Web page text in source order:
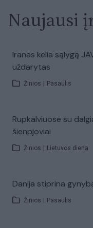
Naujausi
Iranas kelia sąlygą
uždarytas
Žinios Pasaulis
Rupkalviuose su
šienpjoviai
Žinios Lietuvos diena
Danija stiprina
Žinios Pasaulis